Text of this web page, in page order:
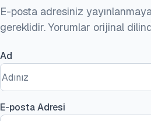
E-posta adresiniz
gereklidir. Yorumlar orijinal
Ad
E-posta Adresi